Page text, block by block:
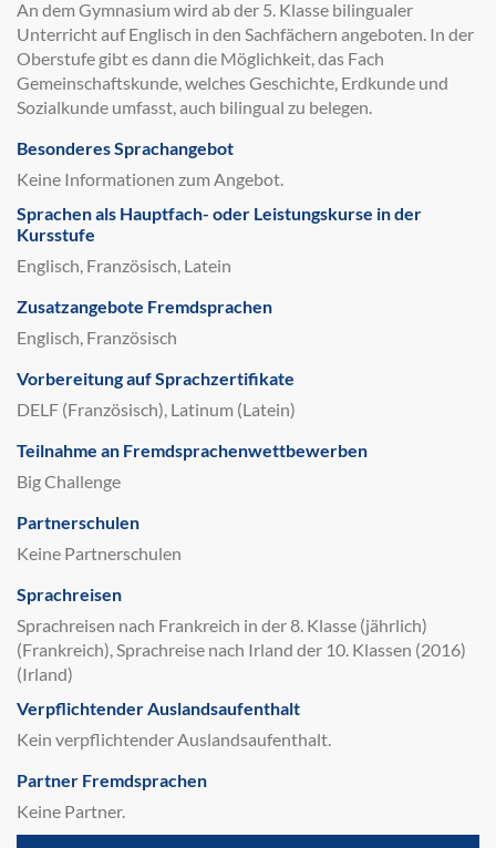
An dem Gymnasium wird ab der 5. Klasse bilingualer
Unterricht auf Englisch in den Sachfächern angeboten. In der
Oberstufe gibt es dann die Möglichkeit, das Fach
Gemeinschaftskunde, welches Geschichte, Erdkunde und
Sozialkunde umfasst, auch bilingual zu belegen.
Besonderes Sprachangebot
Keine Informationen zum Angebot.
Sprachen als Hauptfach- oder Leistungskurse in der
Kursstufe
Englisch, Französisch, Latein
Zusatzangebote Fremdsprachen
Englisch, Französisch
Vorbereitung auf Sprachzertifikate
DELF (Französisch), Latinum (Latein)
Teilnahme an Fremdsprachenwettbewerben
Big Challenge
Partnerschulen
Keine Partnerschulen
Sprachreisen
Sprachreisen nach Frankreich in der 8. Klasse (jährlich)
(Frankreich), Sprachreise nach Irland der 10. Klassen (2016)
(Irland)
Verpflichtender Auslandsaufenthalt
Kein verpflichtender Auslandsaufenthalt.
Partner Fremdsprachen
Keine Partner.